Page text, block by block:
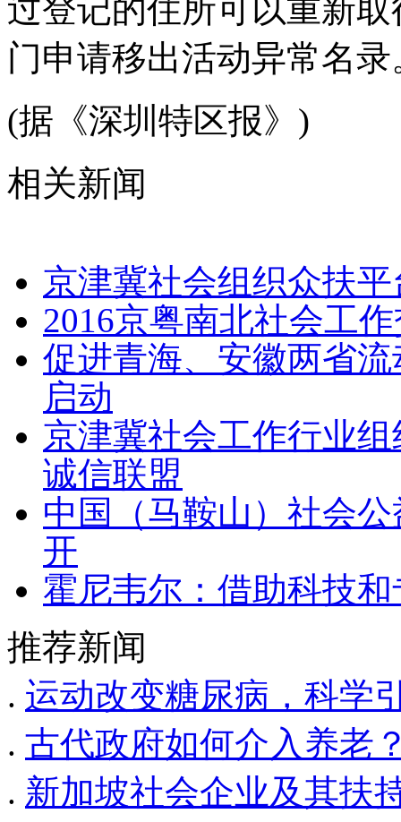
过登记的住所可以重新
门申请移出活动异常名录
(据《深圳特区报》)
相关新闻
京津冀社会组织众扶
2016京粤南北社会工
促进青海、安徽两省
启动
京津冀社会工作行业
诚信联盟
中国（马鞍山）社会
开
霍尼韦尔：借助科技
推荐新闻
. 运动改变糖尿病，科学
. 古代政府如何介入养老
. 新加坡社会企业及其扶